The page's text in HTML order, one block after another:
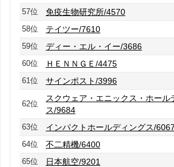
57位
免疫生物研究所/4570
58位
テイツー/7610
59位
ディー・エル・イー/3686
60位
ＨＥＮＮＧＥ/4475
61位
サインポスト/3996
62位
スクウェア・エニックス・ホール
ス/9684
63位 インパクトホールディングス/6067
64位
不二精機/6400
65位
日本航空/9201